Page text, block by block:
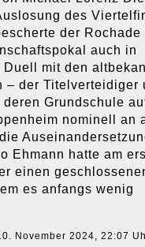
des
der Rochade
auch in
mit den
– der Titelverteidiger
Grundschule
nominell an
Ehmann hatte am
einen
es anfangs wenig
November 2024, 22:07